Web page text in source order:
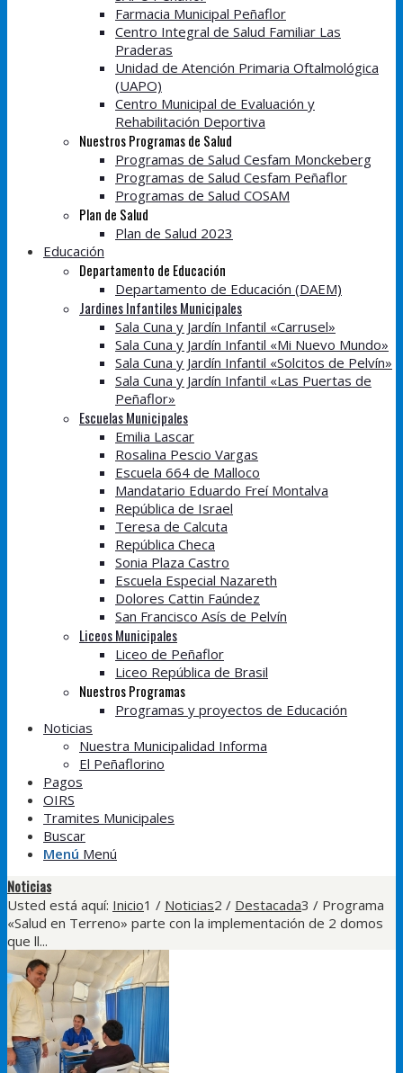
Farmacia Municipal Peñaflor
Centro Integral de Salud Familiar Las
Praderas
Unidad de Atención Primaria Oftalmológica
(UAPO)
Centro Municipal de Evaluación y
Rehabilitación Deportiva
Nuestros Programas de Salud
Programas de Salud Cesfam Monckeberg
Programas de Salud Cesfam Peñaflor
Programas de Salud COSAM
Plan de Salud
Plan de Salud 2023
Educación
Departamento de Educación
Departamento de Educación (DAEM)
Jardines Infantiles Municipales
Sala Cuna y Jardín Infantil «Carrusel»
Sala Cuna y Jardín Infantil «Mi Nuevo Mundo»
Sala Cuna y Jardín Infantil «Solcitos de Pelvín»
Sala Cuna y Jardín Infantil «Las Puertas de
Peñaflor»
Escuelas Municipales
Emilia Lascar
Rosalina Pescio Vargas
Escuela 664 de Malloco
Mandatario Eduardo Freí Montalva
República de Israel
Teresa de Calcuta
República Checa
Sonia Plaza Castro
Escuela Especial Nazareth
Dolores Cattin Faúndez
San Francisco Asís de Pelvín
Liceos Municipales
Liceo de Peñaflor
Liceo República de Brasil
Nuestros Programas
Programas y proyectos de Educación
Noticias
Nuestra Municipalidad Informa
El Peñaflorino
Pagos
OIRS
Tramites Municipales
Buscar
Menú Menú
Noticias
Usted está aquí: Inicio1 / Noticias2 / Destacada3 / Programa
«Salud en Terreno» parte con la implementación de 2 domos
que ll...